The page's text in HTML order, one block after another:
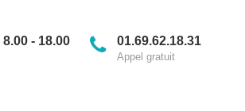
01.69.62.18.31
Appel gratuit
- 18.00